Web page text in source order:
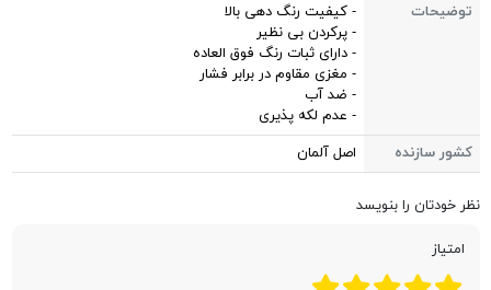
توضیحات
- کیفیت رنگ دهی بالا
- پرکردن بی نظیر
- دارای ثبات رنگ فوق العاده
- مغزی مقاوم در برابر فشار
- ضد آب
- عدم لکه پذیری
کشور سازنده
اصل آلمان
نظر خودتان را بنویسد
امتیاز